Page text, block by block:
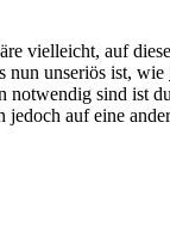
vielleicht, auf
nun unseriös ist, wie
sind ist
auf eine